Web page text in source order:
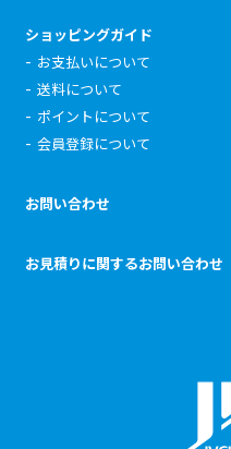
ショッピングガイド
お支払いについて
送料について
ポイントについて
会員登録について
お問い合わせ
お見積りに関するお問い合わせ